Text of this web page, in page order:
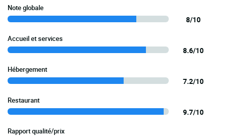
Note globale
8/10
Accueil et services
8.6/10
Hébergement
7.2/10
Restaurant
9.7/10
Rapport qualité/prix